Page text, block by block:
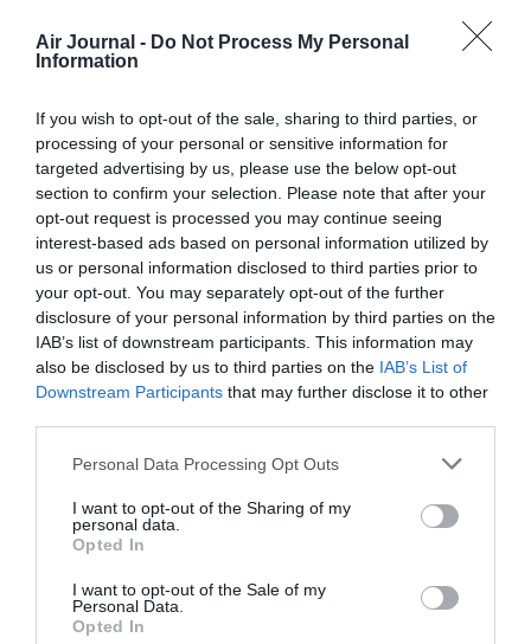
Air Journal - Do Not Process My Personal
Information
If you wish to opt-out of the sale, sharing to third parties, or
processing of your personal or sensitive information for
targeted advertising by us, please use the below opt-out
section to confirm your selection. Please note that after your
opt-out request is processed you may continue seeing
interest-based ads based on personal information utilized by
us or personal information disclosed to third parties prior to
your opt-out. You may separately opt-out of the further
disclosure of your personal information by third parties on the
IAB’s list of downstream participants. This information may
also be disclosed by us to third parties on the IAB’s List of
Downstream Participants that may further disclose it to other
Personal Data Processing Opt Outs
I want to opt-out of the Sharing of my
personal data.
Opted In
I want to opt-out of the Sale of my
Personal Data.
Opted In
l’horizon 2030
ABONNEMENT
PUBLICITÉ
PSEUDONYME
COMMENTAIRE
EN SAVOIR PLUS